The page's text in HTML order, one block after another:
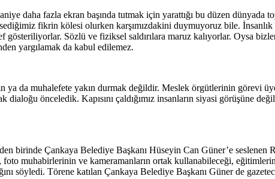
daha fazla ekran başında tutmak için yarattığı bu düzen dünyada
fikrin kölesi olurken karşımızdakini duymuyoruz bile.
gösteriliyorlar. Sözlü ve fiziksel saldırılara maruz kalıyorlar. Oysa
yargılamak da kabul edilemez.
da muhalefete yakın durmak değildir. Meslek örgütlerinin görevi
önceledik. Kapısını çaldığımız insanların siyasi görüşüne
birinde Çankaya Belediye Başkanı Hüseyin Can Güner’e
muhabirlerinin ve kameramanların ortak kullanabileceği,
söyledi. Törene katılan Çankaya Belediye Başkanı Güner de